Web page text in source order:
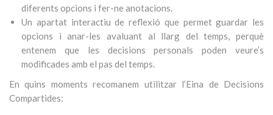
diferents opcions i fer-ne anotacions.
Un apartat interactiu de reflexió que permet guardar les
opcions i anar-les avaluant al llarg del temps, perquè
entenem que les decisions personals poden veure’s
modificades amb el pas del temps.
En quins moments recomanem utilitzar l’Eina de Decisions
Compartides: